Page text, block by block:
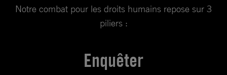
Notre combat pour les droits humains repose sur 3
piliers :
Enquêter